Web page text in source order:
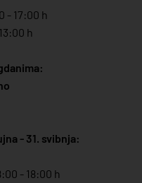
- 17:00 h
h
- 31. svibnja:
- 18:00 h